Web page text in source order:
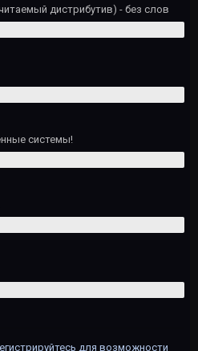
дистрибутив) - без слов
системы!
для возможности